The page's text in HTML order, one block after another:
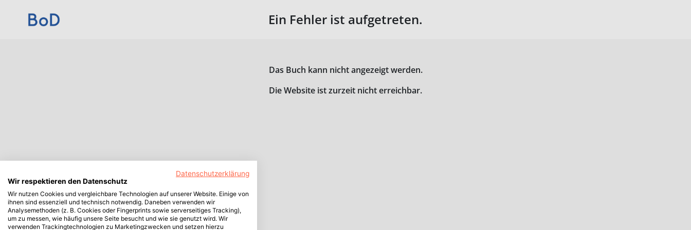
Ein Fehler ist aufgetreten.
Das Buch kann nicht angezeigt werden.
Die Website ist zurzeit nicht erreichbar.
Datenschutzerklärung
Wir respektieren den Datenschutz
Wir nutzen Cookies und vergleichbare Technologien auf unserer Website. Einige von
ihnen sind essenziell und technisch notwendig. Daneben verwenden wir
Analysemethoden (z. B. Cookies oder Fingerprints sowie serverseitiges Tracking),
um zu messen, wie häufig unsere Seite besucht und wie sie genutzt wird. Wir
verwenden Trackingtechnologien zu Marketingzwecken und setzen hierzu